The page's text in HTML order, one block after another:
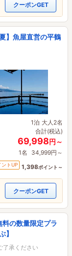
クーポンGET
】魚屋直営の平鶴
1泊 大人2名
合計(税込)
69,998円～
1名 34,999円～
ントUP 1,398ポイント～
クーポンGET
の数量限定プラ
】
承ください